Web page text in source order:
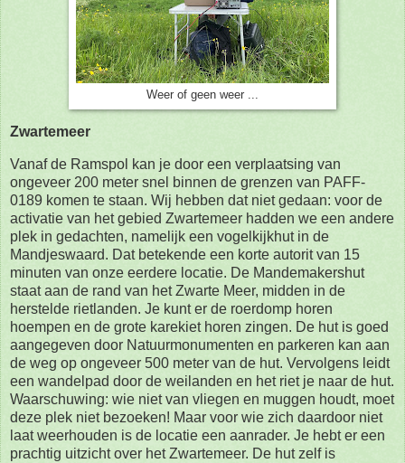
Weer of geen weer ...
Zwartemeer
Vanaf de Ramspol kan je door een verplaatsing van
ongeveer 200 meter snel binnen de grenzen van PAFF-
0189 komen te staan. Wij hebben dat niet gedaan: voor de
activatie van het gebied Zwartemeer hadden we een andere
plek in gedachten, namelijk een vogelkijkhut in de
Mandjeswaard. Dat betekende een korte autorit van 15
minuten van onze eerdere locatie. De Mandemakershut
staat aan de rand van het Zwarte Meer, midden in de
herstelde rietlanden. Je kunt er de roerdomp horen
hoempen en de grote karekiet horen zingen. De hut is goed
aangegeven door Natuurmonumenten en parkeren kan aan
de weg op ongeveer 500 meter van de hut. Vervolgens leidt
een wandelpad door de weilanden en het riet je naar de hut.
Waarschuwing: wie niet van vliegen en muggen houdt, moet
deze plek niet bezoeken! Maar voor wie zich daardoor niet
laat weerhouden is de locatie een aanrader. Je hebt er een
prachtig uitzicht over het Zwartemeer. De hut zelf is